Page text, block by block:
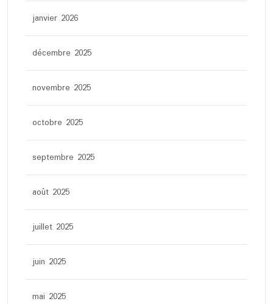
janvier 2026
décembre 2025
novembre 2025
octobre 2025
septembre 2025
août 2025
juillet 2025
juin 2025
mai 2025